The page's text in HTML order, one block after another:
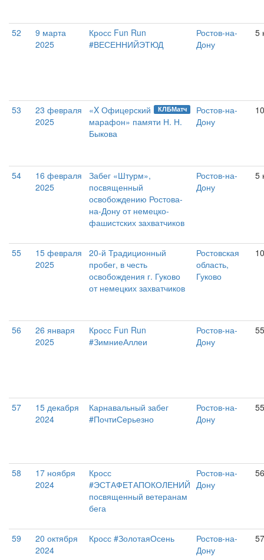
52
9 марта
2025
Кросс Fun Run
#ВЕСЕННИЙЭТЮД
Ростов-на-
Дону
5
53
23 февраля
2025
КЛБМатч
«X Офицерский
марафон» памяти Н. Н.
Быкова
Ростов-на-
Дону
54
16 февраля
2025
Забег «Штурм»,
посвященный
освобождению Ростова-
на-Дону от немецко-
фашистских захватчиков
Ростов-на-
Дону
5
55
15 февраля
2025
20-й Традиционный
пробег, в честь
освобождения г. Гуково
от немецких захватчиков
Ростовская
область,
Гуково
56
26 января
2025
Кросс Fun Run
#ЗимниеАллеи
Ростов-на-
Дону
57
15 декабря
2024
Карнавальный забег
#ПочтиСерьезно
Ростов-на-
Дону
58
17 ноября
2024
Кросс
#ЭСТАФЕТАПОКОЛЕНИЙ
посвященный ветеранам
бега
Ростов-на-
Дону
59
20 октября
2024
Кросс #ЗолотаяОсень
Ростов-на-
Дону